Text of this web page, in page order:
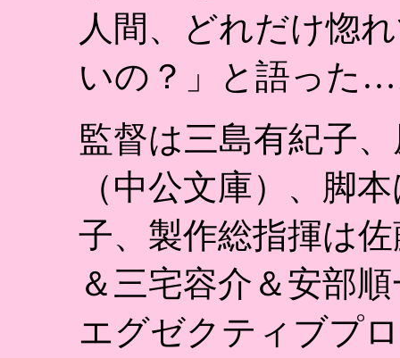
人間、どれだけ惚
いの？」と語った
監督は三島有紀子
（中公文庫）、脚
子、製作総指揮は
＆三宅容介＆安部
エグゼクティブプ